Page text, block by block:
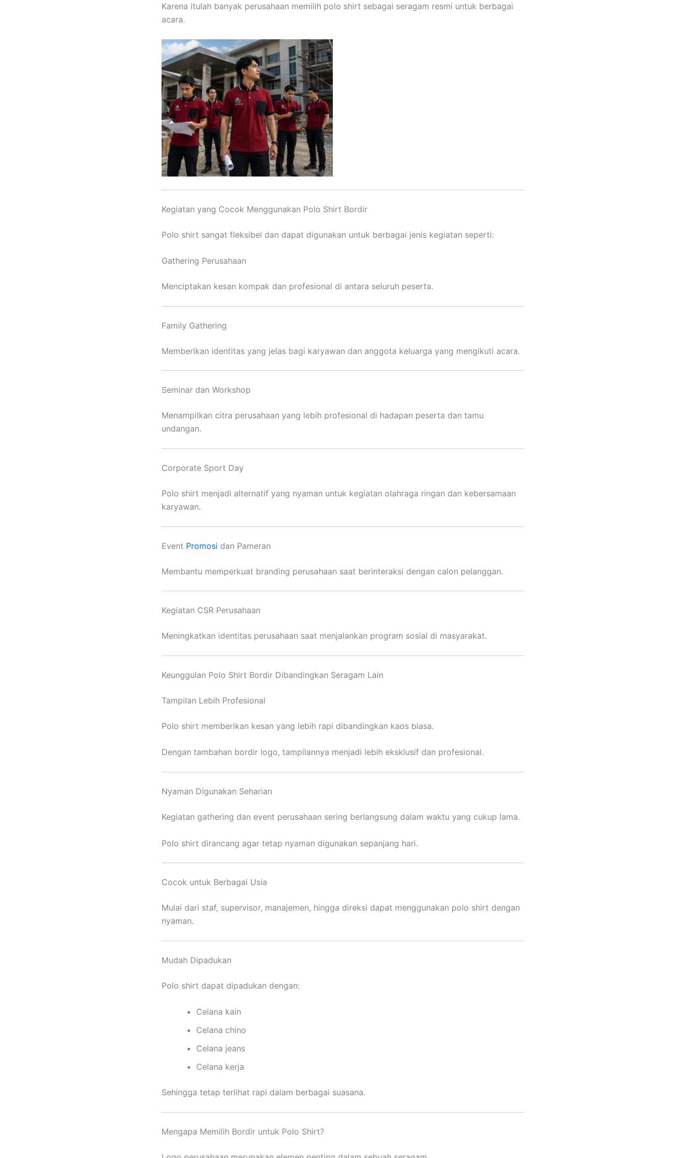
Karena itulah banyak perusahaan memilih polo shirt sebagai seragam resmi untuk berbagai
acara.
Kegiatan yang Cocok Menggunakan Polo Shirt Bordir
Polo shirt sangat fleksibel dan dapat digunakan untuk berbagai jenis kegiatan seperti:
Gathering Perusahaan
Menciptakan kesan kompak dan profesional di antara seluruh peserta.
Family Gathering
Memberikan identitas yang jelas bagi karyawan dan anggota keluarga yang mengikuti acara.
Seminar dan Workshop
Menampilkan citra perusahaan yang lebih profesional di hadapan peserta dan tamu
undangan.
Corporate Sport Day
Polo shirt menjadi alternatif yang nyaman untuk kegiatan olahraga ringan dan kebersamaan
karyawan.
Event Promosi dan Pameran
Membantu memperkuat branding perusahaan saat berinteraksi dengan calon pelanggan.
Kegiatan CSR Perusahaan
Meningkatkan identitas perusahaan saat menjalankan program sosial di masyarakat.
Keunggulan Polo Shirt Bordir Dibandingkan Seragam Lain
Tampilan Lebih Profesional
Polo shirt memberikan kesan yang lebih rapi dibandingkan kaos biasa.
Dengan tambahan bordir logo, tampilannya menjadi lebih eksklusif dan profesional.
Nyaman Digunakan Seharian
Kegiatan gathering dan event perusahaan sering berlangsung dalam waktu yang cukup lama.
Polo shirt dirancang agar tetap nyaman digunakan sepanjang hari.
Cocok untuk Berbagai Usia
Mulai dari staf, supervisor, manajemen, hingga direksi dapat menggunakan polo shirt dengan
nyaman.
Mudah Dipadukan
Polo shirt dapat dipadukan dengan:
Celana kain
Celana chino
Celana jeans
Celana kerja
Sehingga tetap terlihat rapi dalam berbagai suasana.
Mengapa Memilih Bordir untuk Polo Shirt?